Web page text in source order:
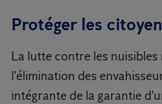
Protéger les
La lutte contre les nuisibles
l'élimination des
intégrante de la garantie